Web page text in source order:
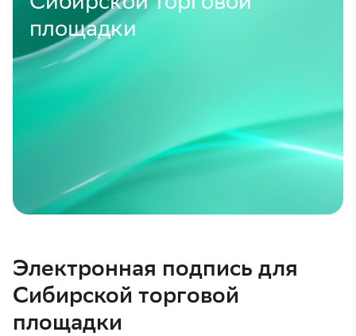
площадки
Электронная подпись для
Сибирской торговой
площадки